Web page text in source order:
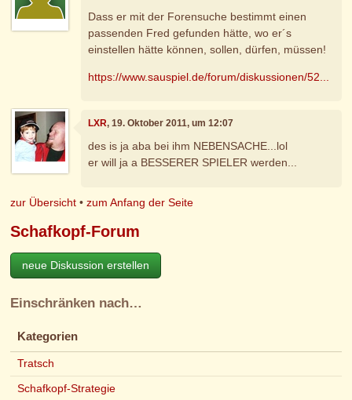
Dass er mit der Forensuche bestimmt einen
passenden Fred gefunden hätte, wo er´s
einstellen hätte können, sollen, dürfen, müssen!
https://www.sauspiel.de/forum/diskussionen/52...
LXR, 19. Oktober 2011, um 12:07
des is ja aba bei ihm NEBENSACHE...lol
er will ja a BESSERER SPIELER werden...
zur Übersicht •zum Anfang der Seite
Schafkopf-Forum
neue Diskussion erstellen
Einschränken nach…
Kategorien
Tratsch
Schafkopf-Strategie